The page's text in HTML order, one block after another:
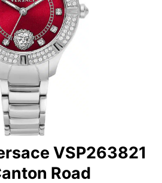
VSP263821
Road